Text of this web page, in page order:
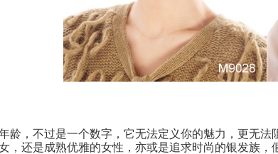
龄，不过是一个数字，它无法定义你的魅力，更无
，还是成熟优雅的女性，亦或是追求时尚的银发族